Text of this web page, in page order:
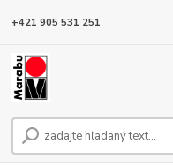
+421 905 531 251